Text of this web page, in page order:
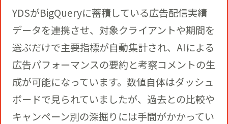
YDSがBigQueryに蓄積している広告配信実績
データを連携させ、対象クライアントや期間を
選ぶだけで主要指標が自動集計され、AIによる
広告パフォーマンスの要約と考察コメントの生
成が可能になっています。数値自体はダッシュ
ボードで見られていましたが、過去との比較や
キャンペーン別の深掘りには手間がかかってい